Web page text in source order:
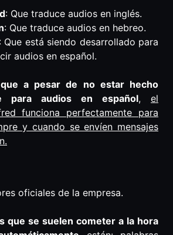
: Que traduce audios en inglés.
: Que traduce audios en hebreo.
: Que está siendo desarrollado para
audios en español.
a pesar de no estar hecho
para audios en español, el
funciona perfectamente para
y cuando se envíen mensajes
oficiales de la empresa.
que se suelen cometer a la hora